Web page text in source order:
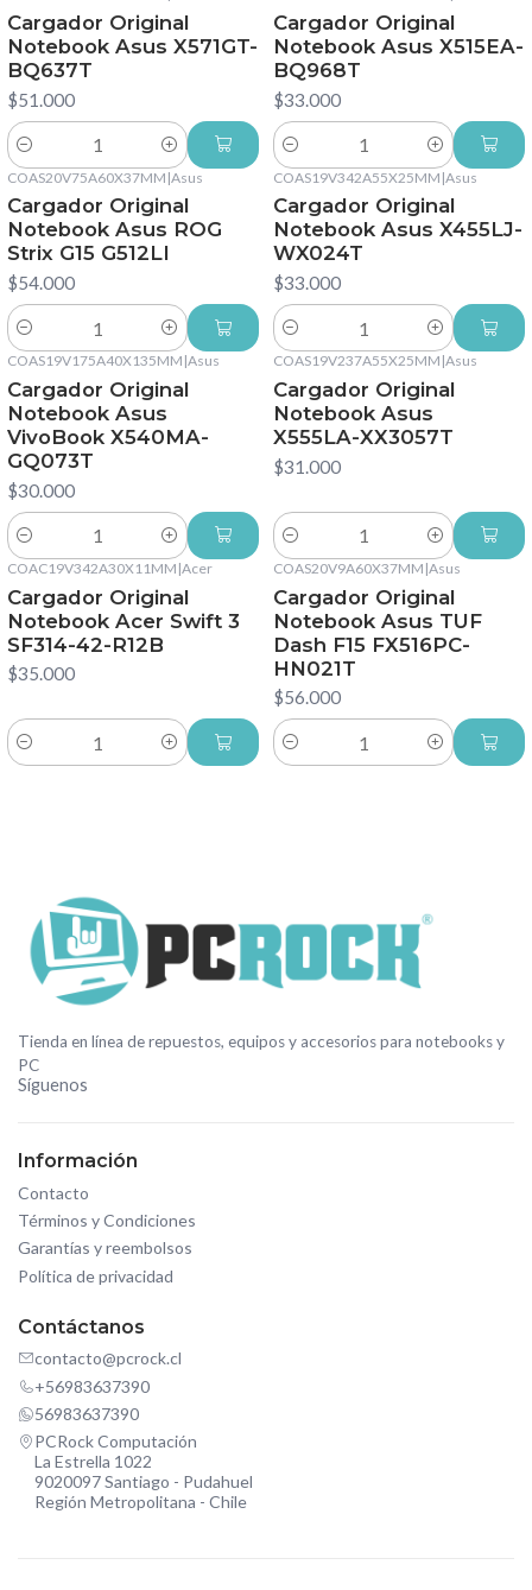
Cargador Original
Notebook Asus X571GT-
BQ637T
$51.000
Cantidad
Cargador Original
Notebook Asus X515EA-
BQ968T
$33.000
Cantidad
COAS20V75A60X37MM |Asus
Cargador Original
Notebook Asus ROG
Strix G15 G512LI
$54.000
Cantidad
COAS19V342A55X25MM |Asus
Cargador Original
Notebook Asus X455LJ-
WX024T
$33.000
Cantidad
COAS19V175A40X135MM |Asus
Cargador Original
Notebook Asus
VivoBook X540MA-
GQ073T
$30.000
Cantidad
COAS19V237A55X25MM |Asus
Cargador Original
Notebook Asus
X555LA-XX3057T
$31.000
Cantidad
COAC19V342A30X11MM |Acer
Cargador Original
Notebook Acer Swift 3
SF314-42-R12B
$35.000
Cantidad
COAS20V9A60X37MM |Asus
Cargador Original
Notebook Asus TUF
Dash F15 FX516PC-
HN021T
$56.000
Cantidad
Tienda en línea de repuestos, equipos y accesorios para notebooks y
PC
Síguenos
Información
Contacto
Términos y Condiciones
Garantías y reembolsos
Política de privacidad
Contáctanos
contacto@pcrock.cl
+56983637390
56983637390
PCRock Computación
La Estrella 1022
9020097 Santiago - Pudahuel
Región Metropolitana - Chile